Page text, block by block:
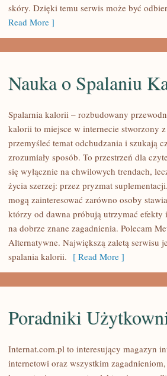
skóry. Dzięki temu serwis może być
Read More ]
NAUKA
SPALANIU
KALORII
Nauka o Spalaniu
Spalarnia kalorii – rozbudowany
kalorii to miejsce w internecie stworzony
przemyśleć temat odchudzania i szukają
zrozumiały sposób. To przestrzeń dla
się wyłącznie na chwilowych trendach,
życia szerzej: przez pryzmat
mogą zainteresować zarówno osoby
którzy od dawna próbują utrzymać efekty
na dobrze znane zagadnienia. Polecam
Alternatywne. Największą zaletą serwisu
spalania kalorii. [ Read More ]
Poradniki
Internat.com.pl to interesujący magazyn
internetowi oraz wszystkim